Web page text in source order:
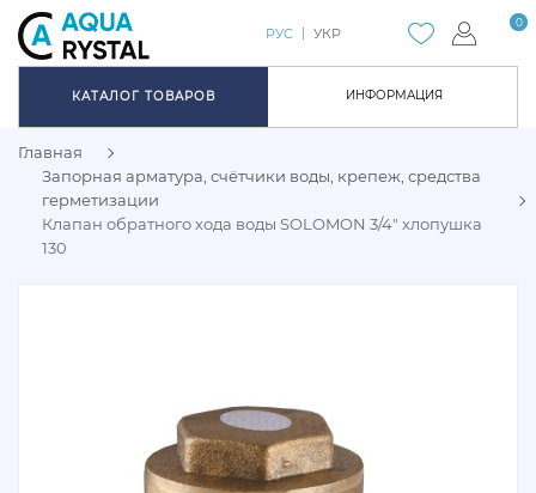
ИНФОРМАЦИЯ
0
РУС УКР
КАТАЛОГ ТОВАРОВ
Главная
Запорная арматура, счётчики воды, крепеж, средства
герметизации
Клапан обратного хода воды SOLOMON 3/4" хлопушка
130